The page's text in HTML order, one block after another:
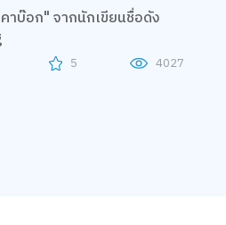
าบ๊อก" จากนักเขียนชื่อดัง
5 4027